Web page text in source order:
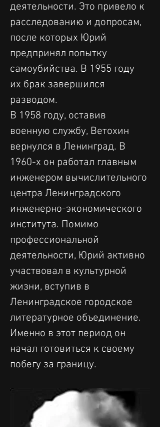
деятельности. Это привело к
расследованию и допросам,
после которых Юрий
предпринял попытку
самоубийства. В 1955 году
их брак завершился
разводом.
В 1958 году, оставив
военную службу, Ветохин
вернулся в Ленинград. В
1960-х он работал главным
инженером вычислительного
центра Ленинградского
инженерно-экономического
института. Помимо
профессиональной
деятельности, Юрий активно
участвовал в культурной
жизни, вступив в
Ленинградское городское
литературное объединение.
Именно в этот период он
начал готовиться к своему
побегу за границу.